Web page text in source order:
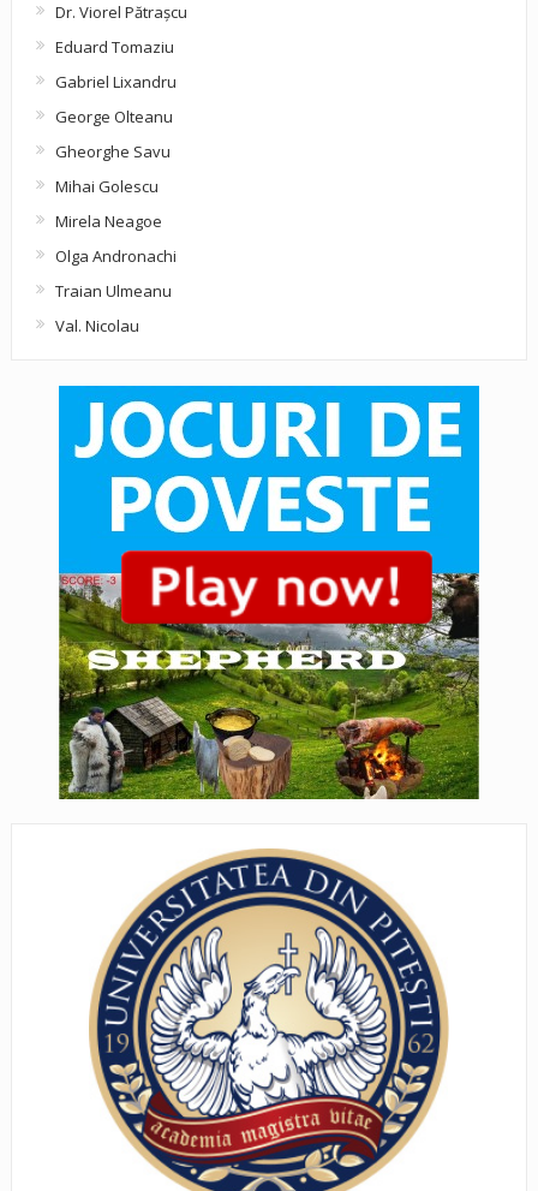
Dr. Viorel Pătraşcu
Eduard Tomaziu
Gabriel Lixandru
George Olteanu
Gheorghe Savu
Mihai Golescu
Mirela Neagoe
Olga Andronachi
Traian Ulmeanu
Val. Nicolau